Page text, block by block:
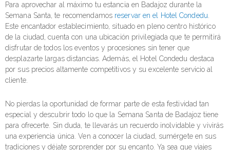
Para aprovechar al máximo tu estancia en Badajoz durante la
Semana Santa, te recomendamos reservar en el Hotel Condedu.
Este encantador establecimiento, situado en pleno centro histórico
de la ciudad, cuenta con una ubicación privilegiada que te permitirá
disfrutar de todos los eventos y procesiones sin tener que
desplazarte largas distancias. Además, el Hotel Condedu destaca
por sus precios altamente competitivos y su excelente servicio al
cliente.
No pierdas la oportunidad de formar parte de esta festividad tan
especial y descubrir todo lo que la Semana Santa de Badajoz tiene
para ofrecerte. Sin duda, te llevarás un recuerdo inolvidable y vivirás
una experiencia única. Ven a conocer la ciudad, sumérgete en sus
tradiciones y déjate sorprender por su encanto. Ya sea que viajes